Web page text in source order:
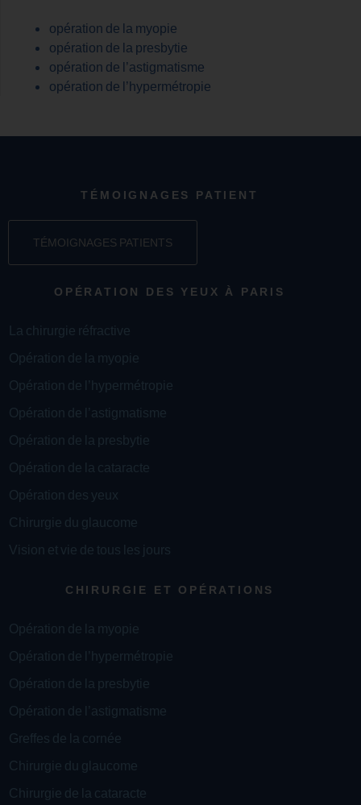
opération de la myopie
opération de la presbytie
opération de l’astigmatisme
opération de l’hypermétropie
TÉMOIGNAGES PATIENT
TÉMOIGNAGES PATIENTS
OPÉRATION DES YEUX À PARIS
La chirurgie réfractive
Opération de la myopie
Opération de l’hypermétropie
Opération de l’astigmatisme
Opération de la presbytie
Opération de la cataracte
Opération des yeux
Chirurgie du glaucome
Vision et vie de tous les jours
CHIRURGIE ET OPÉRATIONS
Opération de la myopie
Opération de l’hypermétropie
Opération de la presbytie
Opération de l’astigmatisme
Greffes de la cornée
Chirurgie du glaucome
Chirurgie de la cataracte